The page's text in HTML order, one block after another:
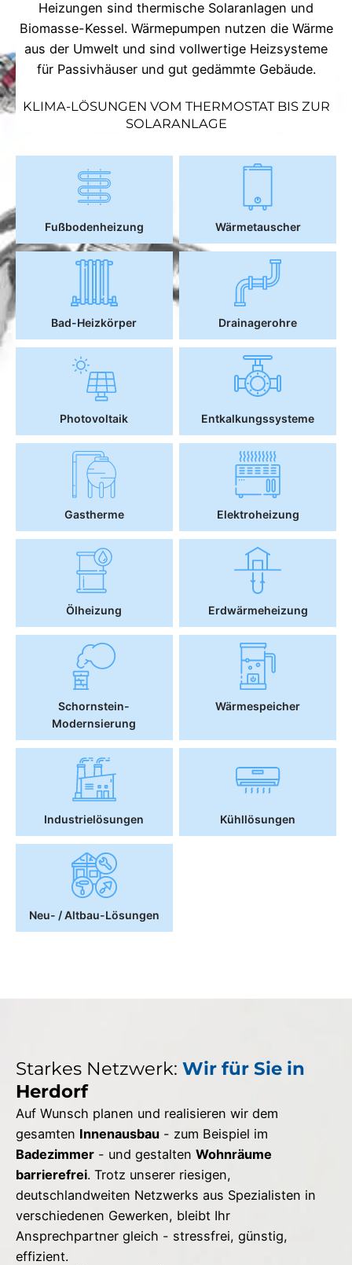
Heizungen sind thermische Solaranlagen und
Biomasse-Kessel. Wärmepumpen nutzen die Wärme
aus der Umwelt und sind vollwertige Heizsysteme
für Passivhäuser und gut gedämmte Gebäude.
KLIMA-LÖSUNGEN VOM THERMOSTAT BIS ZUR
SOLARANLAGE
Fußbodenheizung Wärmetauscher
Bad-Heizkörper Drainagerohre
Photovoltaik Entkalkungssysteme
Gastherme Elektroheizung
Ölheizung Erdwärmeheizung
Schornstein-
Modernsierung
Wärmespeicher
Industrielösungen Kühllösungen
Neu- / Altbau-Lösungen
Starkes Netzwerk: Wir für Sie in
Herdorf
Auf Wunsch planen und realisieren wir dem
gesamten Innenausbau - zum Beispiel im
Badezimmer - und gestalten Wohnräume
barrierefrei. Trotz unserer riesigen,
deutschlandweiten Netzwerks aus Spezialisten in
verschiedenen Gewerken, bleibt Ihr
Ansprechpartner gleich - stressfrei, günstig,
effizient.